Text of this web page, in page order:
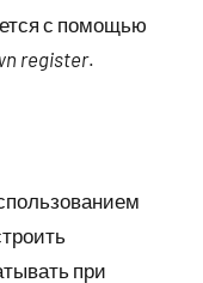
с помощью
register.
при